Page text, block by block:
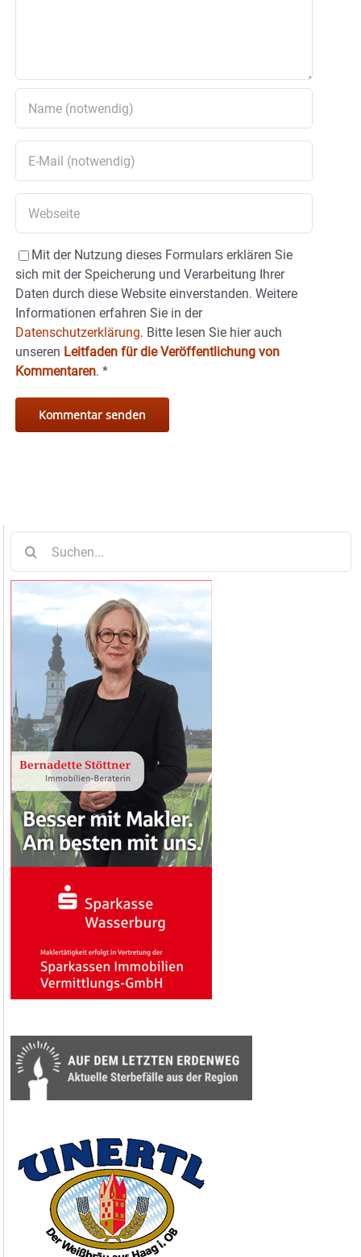
Mit der Nutzung dieses Formulars erklären Sie
sich mit der Speicherung und Verarbeitung Ihrer
Daten durch diese Website einverstanden. Weitere
Informationen erfahren Sie in der
Datenschutzerklärung. Bitte lesen Sie hier auch
unseren Leitfaden für die Veröffentlichung von
Kommentaren. *
nach: